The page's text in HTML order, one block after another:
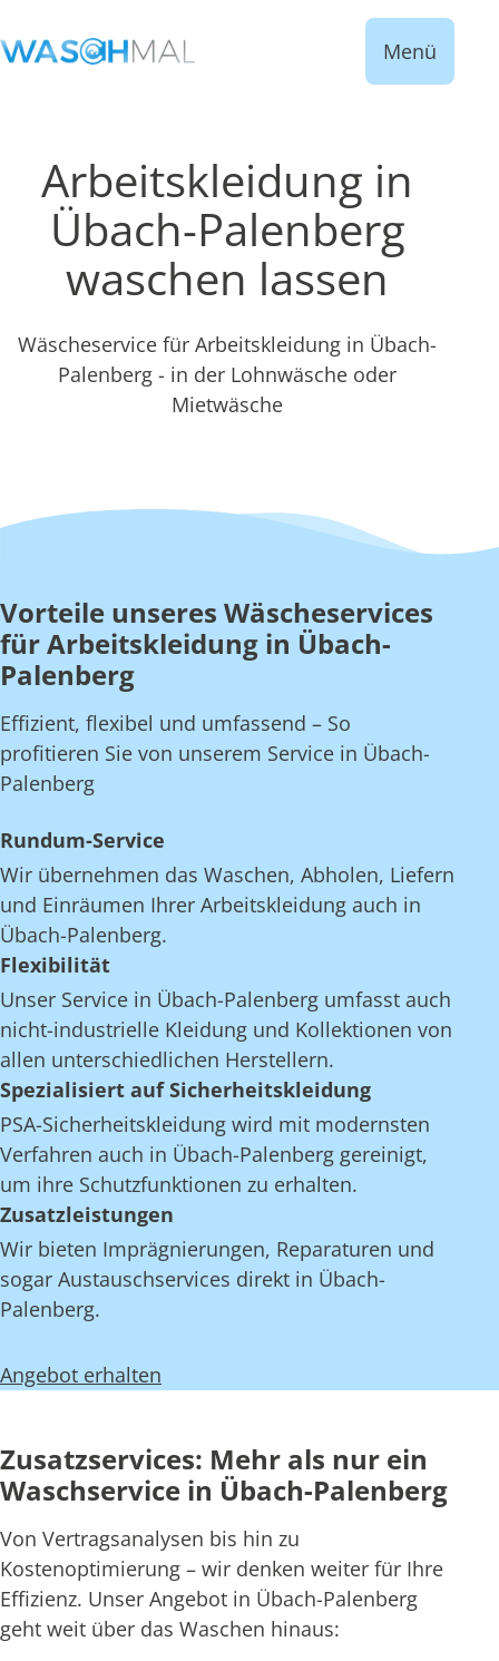
Menü
Arbeitskleidung in
Übach-Palenberg
waschen lassen
Wäscheservice für Arbeitskleidung in Übach-
Palenberg - in der Lohnwäsche oder
Mietwäsche
Vorteile unseres Wäscheservices
für Arbeitskleidung in Übach-
Palenberg
Effizient, flexibel und umfassend – So
profitieren Sie von unserem Service in Übach-
Palenberg
Rundum-Service
Wir übernehmen das Waschen, Abholen, Liefern
und Einräumen Ihrer Arbeitskleidung auch in
Übach-Palenberg.
Flexibilität
Unser Service in Übach-Palenberg umfasst auch
nicht-industrielle Kleidung und Kollektionen von
allen unterschiedlichen Herstellern.
Spezialisiert auf Sicherheitskleidung
PSA-Sicherheitskleidung wird mit modernsten
Verfahren auch in Übach-Palenberg gereinigt,
um ihre Schutzfunktionen zu erhalten.
Zusatzleistungen
Wir bieten Imprägnierungen, Reparaturen und
sogar Austauschservices direkt in Übach-
Palenberg.
Angebot erhalten
Zusatzservices: Mehr als nur ein
Waschservice in Übach-Palenberg
Von Vertragsanalysen bis hin zu
Kostenoptimierung – wir denken weiter für Ihre
Effizienz. Unser Angebot in Übach-Palenberg
geht weit über das Waschen hinaus: